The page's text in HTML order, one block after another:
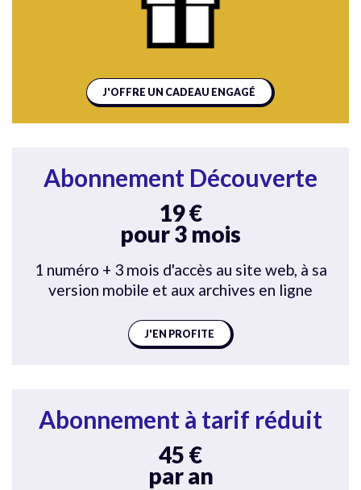
J'OFFRE UN CADEAU ENGAGÉ
Abonnement Découverte
19 €
pour 3 mois
1 numéro + 3 mois d'accès au site web, à sa
version mobile et aux archives en ligne
J'EN PROFITE
Abonnement à tarif réduit
45 €
par an